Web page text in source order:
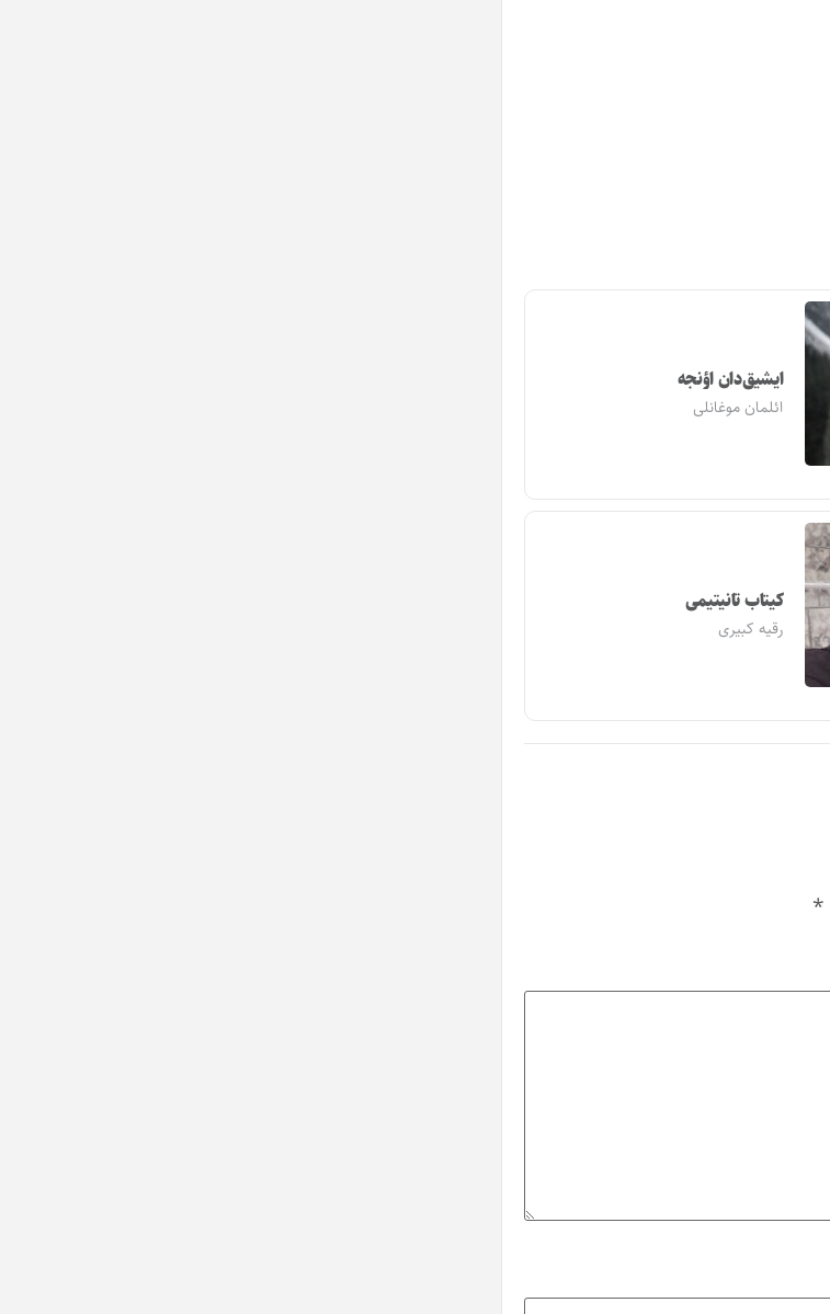
ایشیق‌دان اؤنجه
ائلمان موغانلی
کیتاب تانیتیمی
رقیه کبیری
*